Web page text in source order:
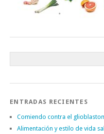
ENTRADAS RECIENTES
Comiendo contra el
Alimentación y estilo de vida